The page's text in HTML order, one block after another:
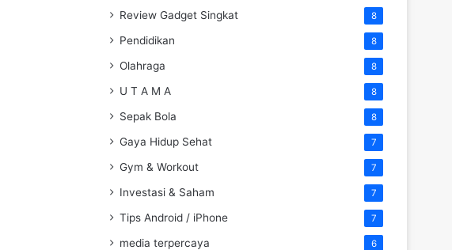
Review Gadget Singkat 8
Pendidikan 8
Olahraga 8
U T A M A 8
Sepak Bola 8
Gaya Hidup Sehat 7
Gym & Workout 7
Investasi & Saham 7
Tips Android / iPhone 7
media terpercaya 6